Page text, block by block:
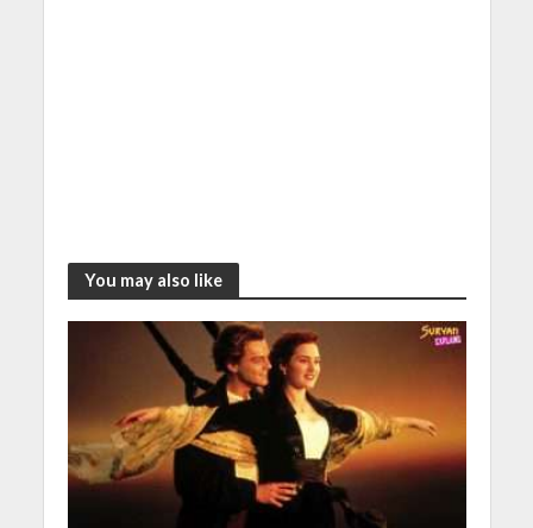
You may also like